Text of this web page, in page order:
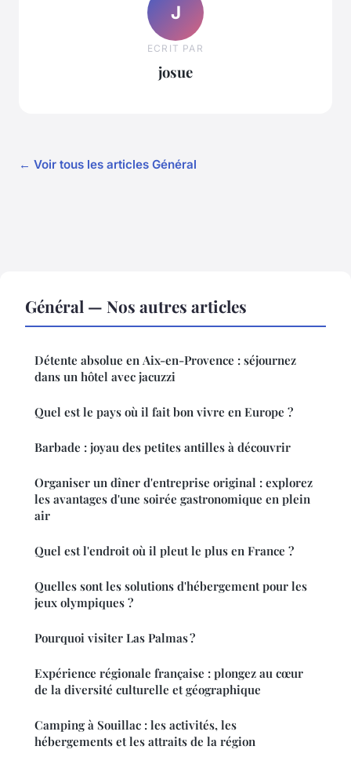
J
ECRIT PAR
josue
← Voir tous les articles Général
Général — Nos autres articles
Détente absolue en Aix-en-Provence : séjournez
dans un hôtel avec jacuzzi
Quel est le pays où il fait bon vivre en Europe ?
Barbade : joyau des petites antilles à découvrir
Organiser un dîner d'entreprise original : explorez
les avantages d'une soirée gastronomique en plein
air
Quel est l'endroit où il pleut le plus en France ?
Quelles sont les solutions d'hébergement pour les
jeux olympiques ?
Pourquoi visiter Las Palmas ?
Expérience régionale française : plongez au cœur
de la diversité culturelle et géographique
Camping à Souillac : les activités, les
hébergements et les attraits de la région